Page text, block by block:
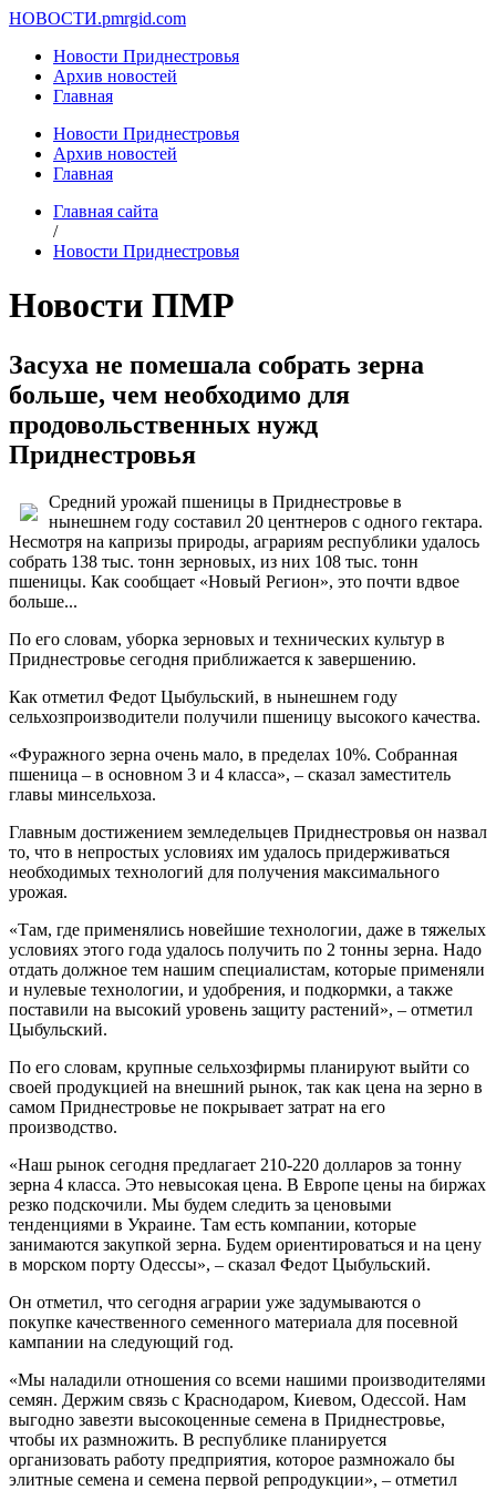
НОВОСТИ.pmrgid.com
Новости Приднестровья
Архив новостей
Главная
Новости Приднестровья
Архив новостей
Главная
Главная сайта
/
Новости Приднестровья
Новости ПМР
Засуха не помешала собрать зерна
больше, чем необходимо для
продовольственных нужд
Приднестровья
Средний урожай пшеницы в Приднестровье в
нынешнем году составил 20 центнеров с одного гектара.
Несмотря на капризы природы, аграриям республики удалось
собрать 138 тыс. тонн зерновых, из них 108 тыс. тонн
пшеницы. Как сообщает «Новый Регион», это почти вдвое
больше...
По его словам, уборка зерновых и технических культур в
Приднестровье сегодня приближается к завершению.
Как отметил Федот Цыбульский, в нынешнем году
сельхозпроизводители получили пшеницу высокого качества.
«Фуражного зерна очень мало, в пределах 10%. Собранная
пшеница – в основном 3 и 4 класса», – сказал заместитель
главы минсельхоза.
Главным достижением земледельцев Приднестровья он назвал
то, что в непростых условиях им удалось придерживаться
необходимых технологий для получения максимального
урожая.
«Там, где применялись новейшие технологии, даже в тяжелых
условиях этого года удалось получить по 2 тонны зерна. Надо
отдать должное тем нашим специалистам, которые применяли
и нулевые технологии, и удобрения, и подкормки, а также
поставили на высокий уровень защиту растений», – отметил
Цыбульский.
По его словам, крупные сельхозфирмы планируют выйти со
своей продукцией на внешний рынок, так как цена на зерно в
самом Приднестровье не покрывает затрат на его
производство.
«Наш рынок сегодня предлагает 210-220 долларов за тонну
зерна 4 класса. Это невысокая цена. В Европе цены на биржах
резко подскочили. Мы будем следить за ценовыми
тенденциями в Украине. Там есть компании, которые
занимаются закупкой зерна. Будем ориентироваться и на цену
в морском порту Одессы», – сказал Федот Цыбульский.
Он отметил, что сегодня аграрии уже задумываются о
покупке качественного семенного материала для посевной
кампании на следующий год.
«Мы наладили отношения со всеми нашими производителями
семян. Держим связь с Краснодаром, Киевом, Одессой. Нам
выгодно завезти высокоценные семена в Приднестровье,
чтобы их размножить. В республике планируется
организовать работу предприятия, которое размножало бы
элитные семена и семена первой репродукции», – отметил